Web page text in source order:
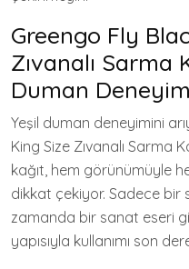
Greengo Fly
Zıvanalı Sarma
Duman
Yeşil duman deneyimini
King Size Zıvanalı Sarma
kağıt, hem görünümüyle
dikkat çekiyor. Sadece bir
zamanda bir sanat eseri
yapısıyla kullanımı son